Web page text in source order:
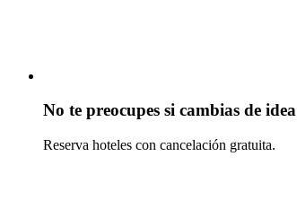
No te preocupes si cambias de idea
Reserva hoteles con cancelación gratuita.